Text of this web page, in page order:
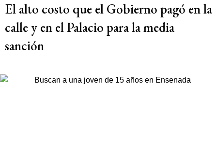
El alto costo que el Gobierno pagó en la
calle y en el Palacio para la media
sanción